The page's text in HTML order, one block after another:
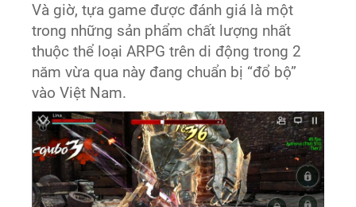
Và giờ, tựa game được đánh giá là một
trong những sản phẩm chất lượng nhất
thuộc thể loại ARPG trên di động trong 2
năm vừa qua này đang chuẩn bị “đổ bộ”
vào Việt Nam.